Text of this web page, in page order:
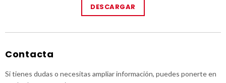
DESCARGAR
Contacta
Si tienes dudas o necesitas ampliar información, puedes ponerte en